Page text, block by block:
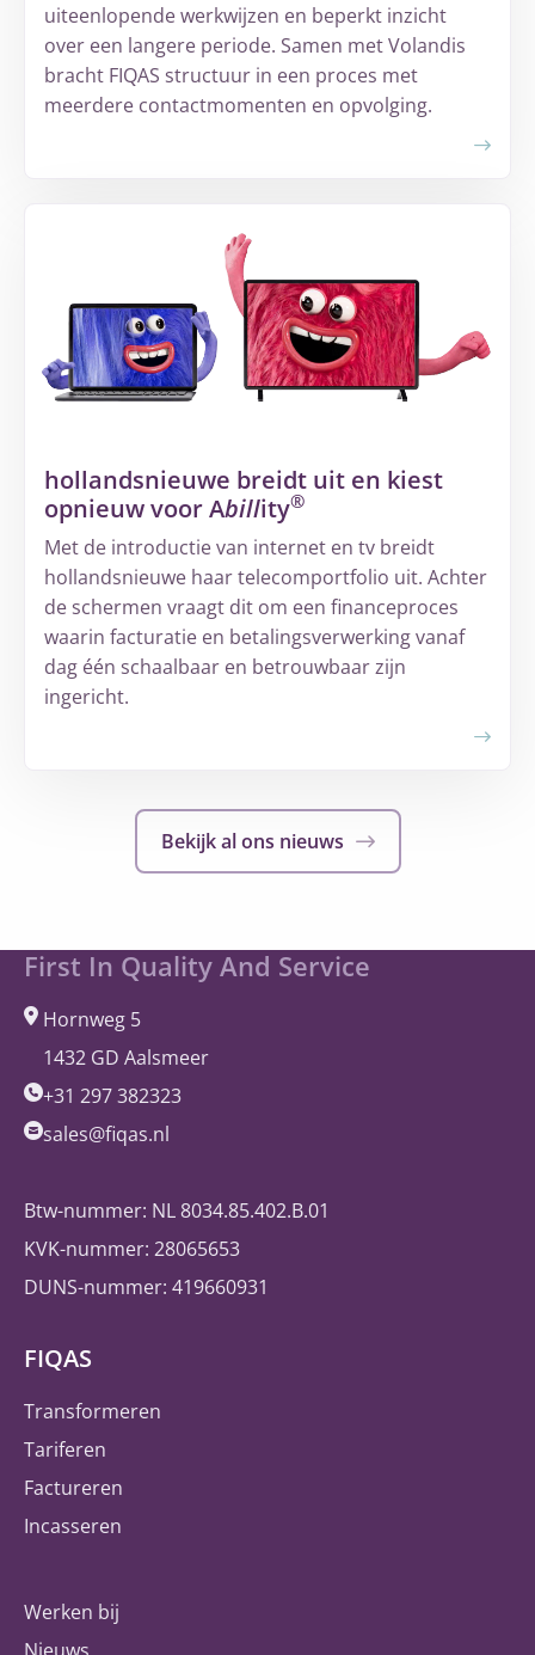
uiteenlopende werkwijzen en beperkt inzicht
over een langere periode. Samen met Volandis
bracht FIQAS structuur in een proces met
meerdere contactmomenten en opvolging.
overzicht:
hoe
Volandis
proces
structureerde
hollandsnieuwe breidt uit en kiest
opnieuw voor Abillity®
Met de introductie van internet en tv breidt
hollandsnieuwe haar telecomportfolio uit. Achter
de schermen vraagt dit om een financeproces
waarin facturatie en betalingsverwerking vanaf
dag één schaalbaar en betrouwbaar zijn
ingericht.
hollandsnieuwe
kiest
opnieuw
voor
Bekijk al ons nieuws
Site
footer
First In Quality And Service
FIQAS
Transformeren
Tariferen
Factureren
Incasseren
Werken bij
Hornweg 5
1432 GD Aalsmeer
+31 297 382323
sales@fiqas.nl
Btw-nummer: NL 8034.85.402.B.01
KVK-nummer: 28065653
DUNS-nummer: 419660931